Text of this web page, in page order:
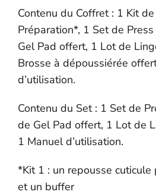
Contenu du Coffret : 1 Kit
Préparation*, 1 Set de
Gel Pad offert, 1 Lot de
Brosse à dépoussiérée
d’utilisation.
Contenu du Set : 1 Set de
de Gel Pad offert, 1 Lot de
1 Manuel d’utilisation.
*Kit 1 : un repousse
et un buffer